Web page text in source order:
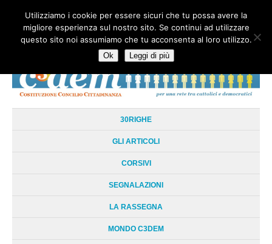
HOME CHI SIAMO LA RETE LE RADICI DOCUMENTAZIONE
AREE TEMATICHE
30RIGHE
GLI ARTICOLI
CORSIVI
SEGNALAZIONI
LA RASSEGNA
MONDO C3DEM
Utilizziamo i cookie per essere sicuri che tu possa avere la
migliore esperienza sul nostro sito. Se continui ad utilizzare
questo sito noi assumiamo che tu acconsenta al loro utilizzo.
Ok Leggi di più